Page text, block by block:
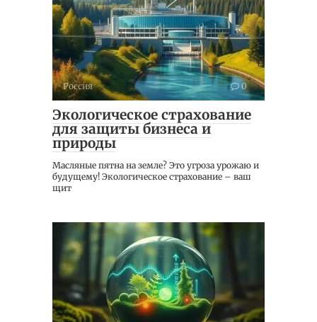
Россия 0
Экологическое страхование
для защиты бизнеса и
природы
Масляные пятна на земле? Это угроза урожаю и
будущему! Экологическое страхование – ваш
щит